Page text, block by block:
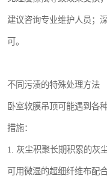
建议咨询专业维护人员；
可。
不同污渍的特殊处理方法
卧室软膜吊顶可能遇到各
措施：
1. 灰尘积聚长期积累的灰
可用微湿的超细纤维布配